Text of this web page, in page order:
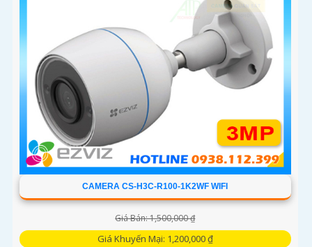
CAMERA CS-H3C-R100-1K2WF WIFI
Giá Bán: 1,500,000 ₫
Giá Khuyến Mại: 1,200,000 ₫